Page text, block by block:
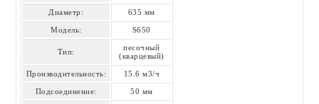
Диаметр: 635 мм
Модель: S650
Тип:
песочный
(кварцевый)
Производительность: 15.6 м3/ч
Подсоединение: 50 мм